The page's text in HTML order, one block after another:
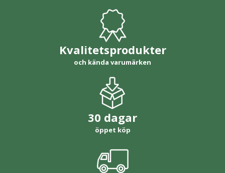
Kvalitetsprodukter
och kända varumärken
30 dagar
öppet köp